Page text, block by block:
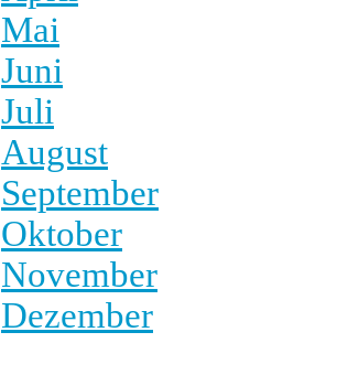
Mai
Juni
Juli
August
September
Oktober
November
Dezember